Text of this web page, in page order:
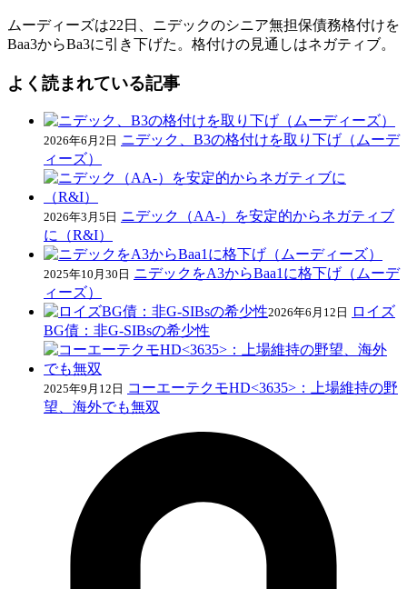
ムーディーズは22日、ニデックのシニア無担保債務格付けを
Baa3からBa3に引き下げた。格付けの見通しはネガティブ。
よく読まれている記事
2026年6月2日 ニデック、B3の格付けを取り下げ（ムーデ
ィーズ）
2026年3月5日 ニデック（AA-）を安定的からネガティブ
に（R&I）
2025年10月30日 ニデックをA3からBaa1に格下げ（ムーデ
ィーズ）
2026年6月12日
ロイズ
BG債：非G-SIBsの希少性
2025年9月12日 コーエーテクモHD<3635>：上場維持の野
望、海外でも無双